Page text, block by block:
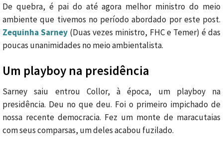
De quebra, é pai do até agora melhor ministro do meio
ambiente que tivemos no período abordado por este post.
Zequinha Sarney (Duas vezes ministro, FHC e Temer) é das
poucas unanimidades no meio ambientalista.
Um playboy na presidência
Sarney saiu entrou Collor, à época, um playboy na
presidência. Deu no que deu. Foi o primeiro impichado de
nossa recente democracia. Fez um monte de maracutaias
com seus comparsas, um deles acabou fuzilado.